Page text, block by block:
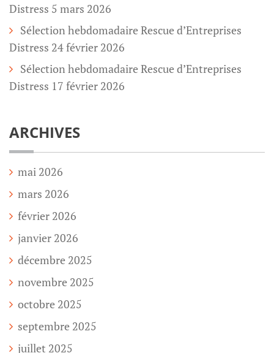
Distress 5 mars 2026
Sélection hebdomadaire Rescue d’Entreprises
Distress 24 février 2026
Sélection hebdomadaire Rescue d’Entreprises
Distress 17 février 2026
ARCHIVES
mai 2026
mars 2026
février 2026
janvier 2026
décembre 2025
novembre 2025
octobre 2025
septembre 2025
juillet 2025